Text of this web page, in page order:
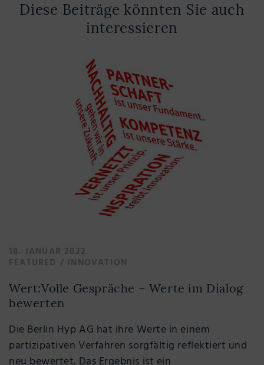
Diese Beiträge könnten Sie auch
interessieren
18. JANUAR 2022
FEATURED / INNOVATION
Wert:Volle Gespräche – Werte im Dialog
bewerten
Die Berlin Hyp AG hat ihre Werte in einem
partizipativen Verfahren sorgfältig reflektiert und